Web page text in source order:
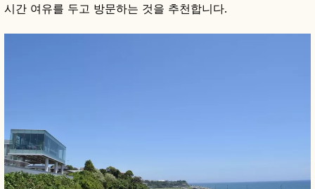
시간 여유를 두고 방문하는 것을 추천합니다.